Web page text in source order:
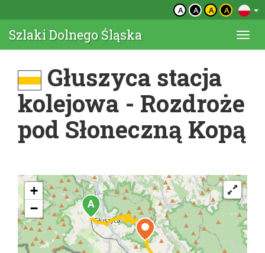
A A A A
Szlaki Dolnego Śląska
Głuszyca stacja
kolejowa - Rozdroże
pod Słoneczną Kopą
+
−